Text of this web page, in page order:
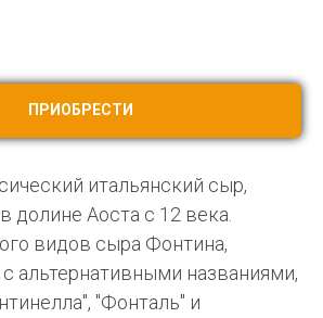
ПРИОБРЕСТИ
итальянский сыр,
долине Аоста с 12 века.
видов сыра Фонтина,
альтернативными названиями,
"Фонталь" и